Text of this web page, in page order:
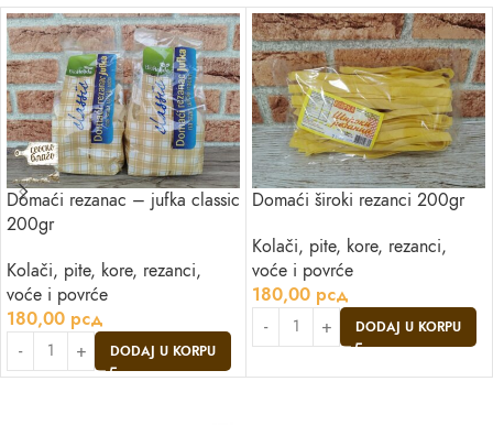
Domaći rezanac – jufka classic
200gr
Kolači, pite, kore, rezanci,
voće i povrće
180,00 рсд
DODAJ U KORPU
Domaći široki rezanci 200gr
Kolači, pite, kore, rezanci,
voće i povrće
180,00 рсд
DODAJ U KORPU